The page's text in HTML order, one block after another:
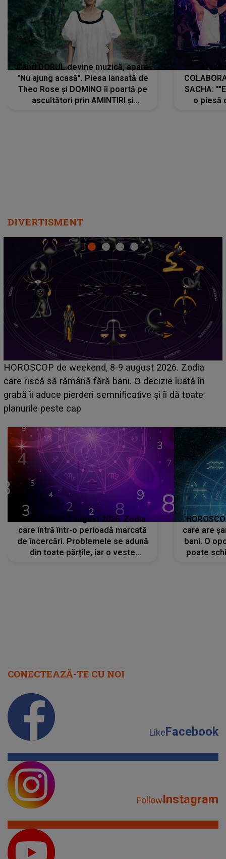
Când DORUL devine muzică, apare
"Nu ajung acasă". Piesa lansată de
Theo Rose și DOMINO îi poartă pe
ascultători prin AMINTIRI și
SACHA:
o piesă
DIVERTISMENT
Emanuel a ținut ACEST DETALIU ASCUNS până
acum! În fața Alexandrei, concurentul din Casa Iubirii
face o MĂRTURISIRE NEAȘTEPTATĂ despre mama
sa: "I-am spus și ei în față, eu nu te iubesc pentru
HOROSCOP 7 august 2026. Zodia
care intră într-o perioadă marcată
de încercări. Problemele se adună
din toate părțile, iar o veste
care are
bani. O
poate
CONECTEAZĂ-TE CU NOI
LikeFacebook
FollowInstagram